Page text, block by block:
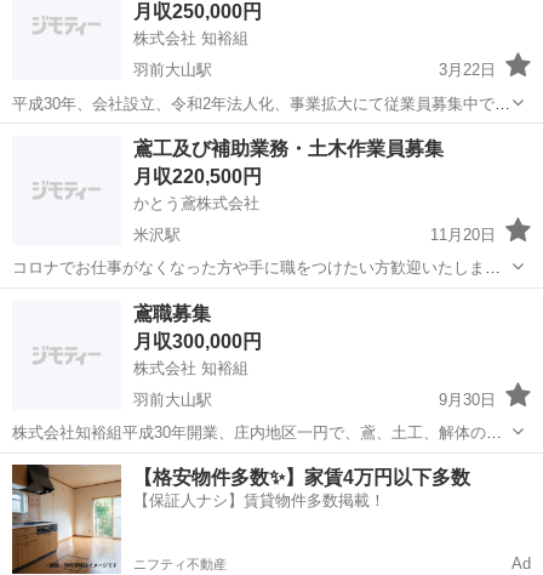
月収250,000円
株式会社 知裕組
羽前大山駅
3月22日
平成30年、会社設立、令和2年法人化、事業拡大にて従業員募集中で
す。 建設業、鳶、土木、解体工事に力を入れて運営してます❗️
羽前大山駅 鳶職 事業拡大
鳶工及び補助業務・土木作業員募集
月収220,500円
かとう鳶株式会社
米沢駅
11月20日
コロナでお仕事がなくなった方や手に職をつけたい方歓迎いたしま
す。 【業務内容】 ・足場組立・解体 (土木・建築工事作業用の足場を
設置・解体、足場等の運搬) ・鉄骨組立・解体 (住宅・家屋の解体作業
米沢駅
鳶職募集
月収300,000円
株式会社 知裕組
羽前大山駅
9月30日
株式会社知裕組平成30年開業、庄内地区一円で、鳶、土工、解体の仕
事を、幅広くやっています。現在７名、現在営業所建設中従業員三名
募集中です。新たな営業所を拠点に私たちと、一緒に働いて下さる方
宜しくお願い致します。 経験者技術者...
山形 鶴岡市 羽前大山駅 鳶職 株式会社
【格安物件多数✨】家賃4万円以下多数
【保証人ナシ】賃貸物件多数掲載！
ニフティ不動産 Ad